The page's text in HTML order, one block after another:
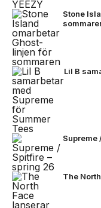
Stone
Lil B
Supreme
The